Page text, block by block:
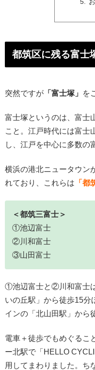
都筑区に残る富士
突然ですが 「富士塚」 を
富士塚というのは、富士
こと。江戸時代には富士
し、江戸を中心に多数の
横浜の港北ニュータウン
れており、これらは 「都
＜都筑三富士＞
①池辺富士
②川和富士
③山田富士
①池辺富士と②川和富士
いの丘駅」から徒歩15
インの「北山田駅」から
電車＋徒歩でもめぐるこ
ー北駅で「HELLO
用してまわりました。ち